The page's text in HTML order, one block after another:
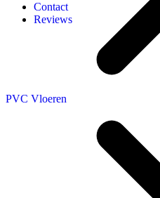
Contact
Reviews
PVC Vloeren